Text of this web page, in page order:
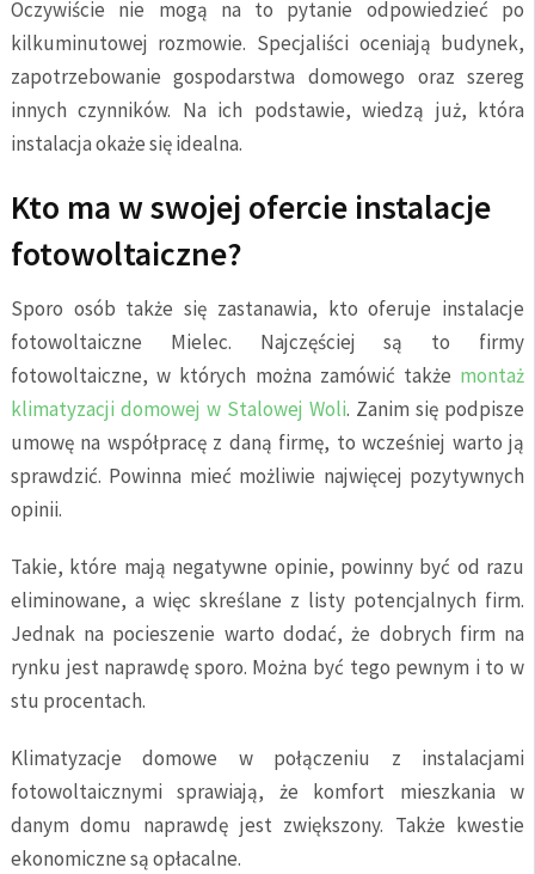
Oczywiście nie mogą na to pytanie odpowiedzieć po
kilkuminutowej rozmowie. Specjaliści oceniają budynek,
zapotrzebowanie gospodarstwa domowego oraz szereg
innych czynników. Na ich podstawie, wiedzą już, która
instalacja okaże się idealna.
Kto ma w swojej ofercie instalacje
fotowoltaiczne?
Sporo osób także się zastanawia, kto oferuje instalacje
fotowoltaiczne Mielec. Najczęściej są to firmy
fotowoltaiczne, w których można zamówić także montaż
klimatyzacji domowej w Stalowej Woli. Zanim się podpisze
umowę na współpracę z daną firmę, to wcześniej warto ją
sprawdzić. Powinna mieć możliwie najwięcej pozytywnych
opinii.
Takie, które mają negatywne opinie, powinny być od razu
eliminowane, a więc skreślane z listy potencjalnych firm.
Jednak na pocieszenie warto dodać, że dobrych firm na
rynku jest naprawdę sporo. Można być tego pewnym i to w
stu procentach.
Klimatyzacje domowe w połączeniu z instalacjami
fotowoltaicznymi sprawiają, że komfort mieszkania w
danym domu naprawdę jest zwiększony. Także kwestie
ekonomiczne są opłacalne.